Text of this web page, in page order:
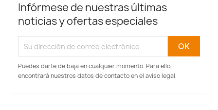
Infórmese de nuestras últimas
noticias y ofertas especiales
Puedes darte de baja en cualquier momento. Para ello,
encontrará nuestros datos de contacto en el aviso legal.